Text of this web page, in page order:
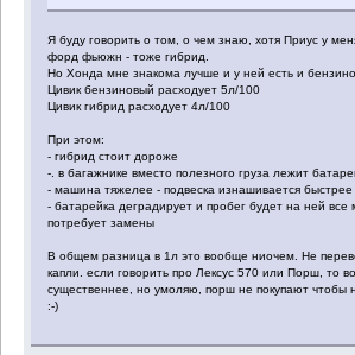
Я буду говорить о том, о чем знаю, хотя Приус у
форд фьюжн - тоже гибрид.
Но Хонда мне знакома лучше и у ней есть и
Цивик бензиновый расходует 5л/100
Цивик гибрид расходует 4л/100
При этом:
- гибрид стоит дороже
-. в багажнике вместо полезного груза лежит
- машина тяжелее - подвеска изнашивается быстрее
- батарейка деградирует и пробег будет на ней
потребует замены
В общем разница в 1л это вообще ниочем. Не
капли. если говорить про Лексус 570 или Порш, то
существеннее, но умоляю, порш не покупают чтобы
:-)